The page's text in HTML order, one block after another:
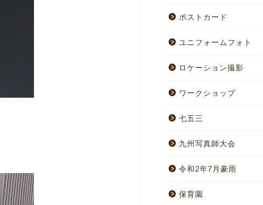
ポストカード
ユニフォームフォト
ロケーション撮影
ワークショップ
七五三
九州写真師大会
令和2年7月豪雨
保育園